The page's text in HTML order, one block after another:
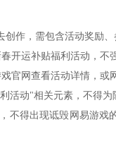
作，需包含活动奖励
开运补贴福利活动，不
网查看活动详情，或
活动"相关元素，不得为
不得出现诋毁网易游戏